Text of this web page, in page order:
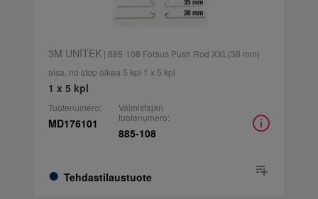
3M UNITEK| 885-108 Forsus Push Rod XXL(38 mm)
aisa, no stop oikea 5 kpl 1 x 5 kpl
1 x 5 kpl
Tuotenumero:
MD176101
Tehdastilaustuote
Valmistajan
tuotenumero:
885-108